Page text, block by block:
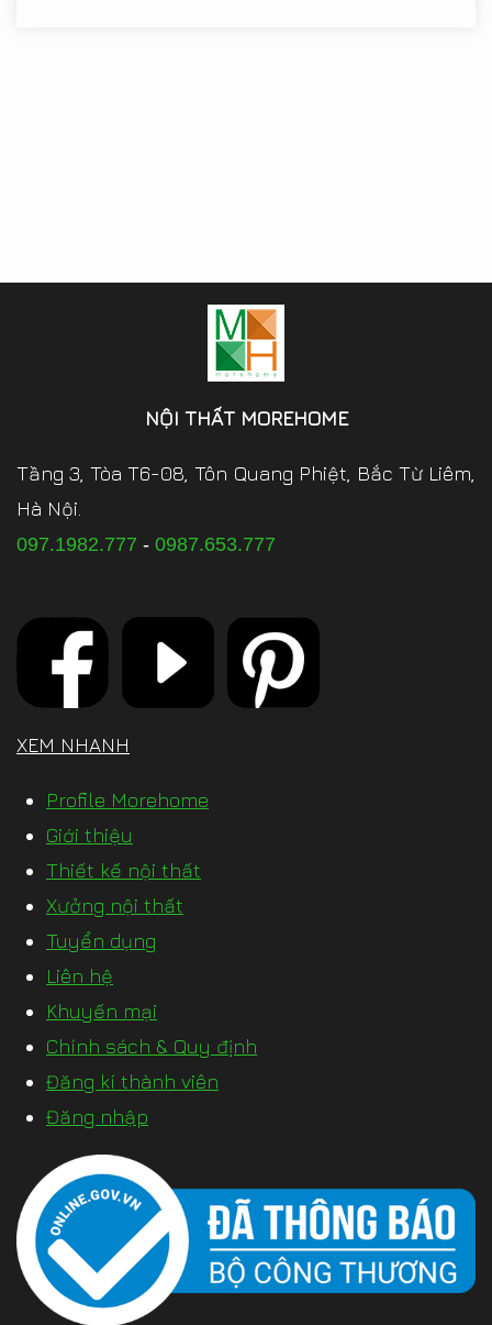
NỘI THẤT MOREHOME
Tầng 3, Tòa T6-08, Tôn Quang Phiệt, Bắc Từ Liêm,
Hà Nội.
097.1982.777 - 0987.653.777
XEM NHANH
Profile Morehome
Giới thiệu
Thiết kế nội thất
Xưởng nội thất
Tuyển dụng
Liên hệ
Khuyến mại
Chính sách & Quy định
Đăng kí thành viên
Đăng nhập